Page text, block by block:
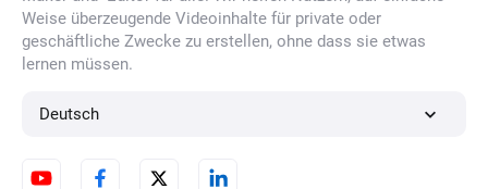
Weise überzeugende Videoinhalte für private oder
geschäftliche Zwecke zu erstellen, ohne dass sie etwas
lernen müssen.
Deutsch